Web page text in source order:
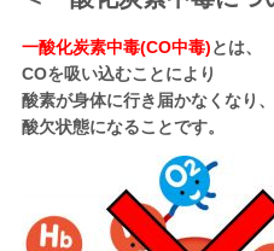
一酸化炭素中毒(CO中毒)とは、
COを吸い込むことにより
酸素が身体に行き届かなくなり、
酸欠状態になることです。